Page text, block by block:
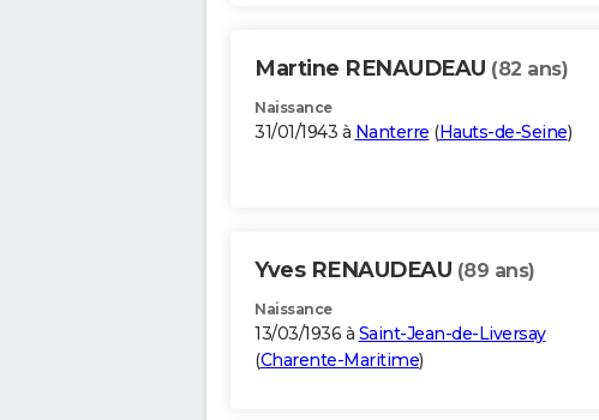
Martine RENAUDEAU (82 ans)
Naissance
31/01/1943 à Nanterre (Hauts-de-Seine)
Yves RENAUDEAU (89 ans)
Naissance
13/03/1936 à Saint-Jean-de-Liversay
(Charente-Maritime)